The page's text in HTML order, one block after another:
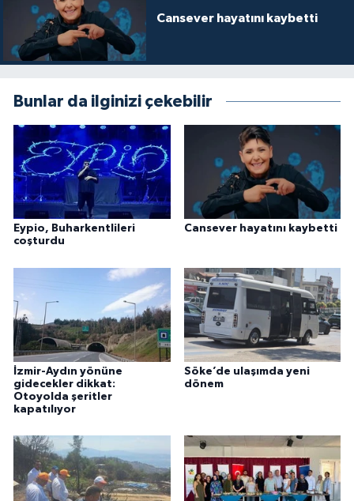
Cansever hayatını kaybetti
Bunlar da ilginizi çekebilir
Eypio, Buharkentlileri
coşturdu
Cansever hayatını kaybetti
İzmir-Aydın yönüne
gidecekler dikkat:
Otoyolda şeritler
kapatılıyor
Söke’de ulaşımda yeni
dönem